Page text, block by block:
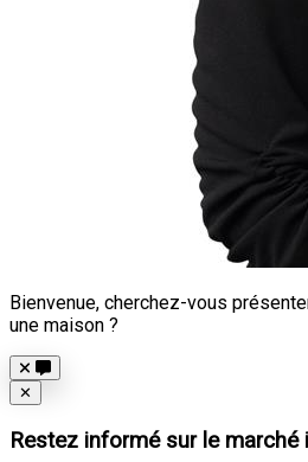
Bienvenue, cherchez-vous
une maison ?
Close
✕
Restez informé sur le marché